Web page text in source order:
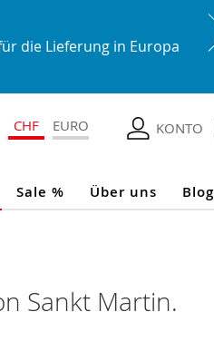
die Lieferung in Europa
KONTO
CHF EURO
Sale % Über uns Blog
Sankt Martin.